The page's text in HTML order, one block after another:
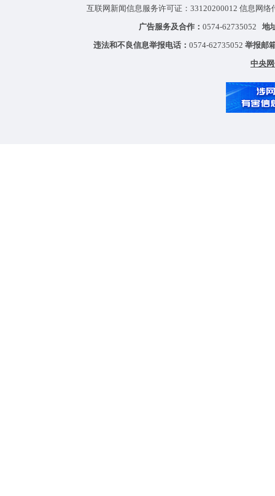
互联网新闻信息服务许可证：33120200012 信息网
广告服务及合作： 0574-62735052 地
违法和不良信息举报电话： 0574-62735052 举报邮
中央